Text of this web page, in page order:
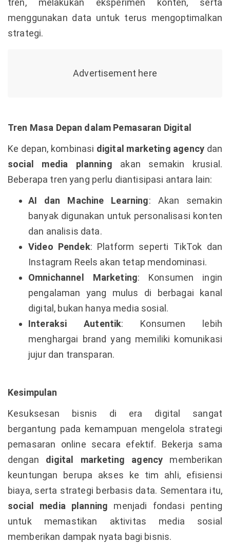
tren, melakukan eksperimen konten, serta
menggunakan data untuk terus mengoptimalkan
strategi.
Tren Masa Depan dalam Pemasaran Digital
Ke depan, kombinasi digital marketing agency dan
social media planning akan semakin krusial.
Beberapa tren yang perlu diantisipasi antara lain:
AI dan Machine Learning: Akan semakin
banyak digunakan untuk personalisasi konten
dan analisis data.
Video Pendek: Platform seperti TikTok dan
Instagram Reels akan tetap mendominasi.
Omnichannel Marketing: Konsumen ingin
pengalaman yang mulus di berbagai kanal
digital, bukan hanya media sosial.
Interaksi Autentik: Konsumen lebih
menghargai brand yang memiliki komunikasi
jujur dan transparan.
Kesimpulan
Kesuksesan bisnis di era digital sangat
bergantung pada kemampuan mengelola strategi
pemasaran online secara efektif. Bekerja sama
dengan digital marketing agency memberikan
keuntungan berupa akses ke tim ahli, efisiensi
biaya, serta strategi berbasis data. Sementara itu,
social media planning menjadi fondasi penting
untuk memastikan aktivitas media sosial
memberikan dampak nyata bagi bisnis.